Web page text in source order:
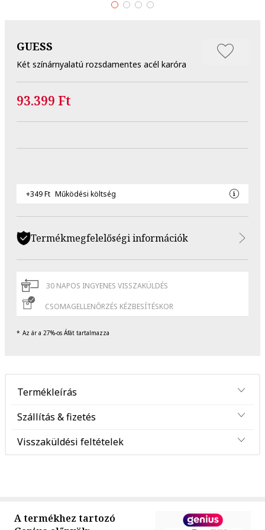
GUESS
Két színárnyalatú rozsdamentes acél karóra
93.399 Ft
+349 Ft Működési költség
Termékmegfelelőségi információk
30 NAPOS INGYENES VISSZAKÜLDÉS
CSOMAGELLENŐRZÉS KÉZBESÍTÉSKOR
Az ár a 27%-os Áfát tartalmazza
Termékleírás
Szállítás & fizetés
Visszaküldési feltételek
A termékhez tartozó